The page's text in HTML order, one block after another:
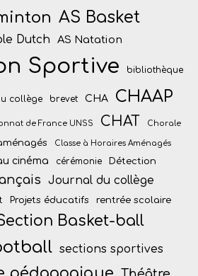
AS Basket
Dutch AS Natation
Sportive bibliothèque
collège brevet CHA CHAAP
de France UNSS CHAT Chorale
Classe à Horaires Aménagés
cinéma cérémonie Détection
Journal du collège
Projets éducatifs rentrée scolaire
Basket-ball
sections sportives